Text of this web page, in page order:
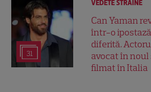
31
VEDETE STRĂINE
Can Yaman
într-o
diferită.
avocat în noul
filmat în Italia